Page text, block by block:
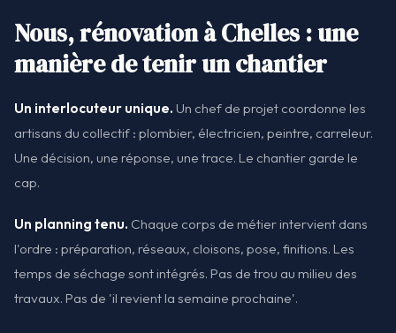
Nous, rénovation à Chelles : une
manière de tenir un chantier
Un interlocuteur unique. Un chef de projet coordonne les
artisans du collectif : plombier, électricien, peintre, carreleur.
Une décision, une réponse, une trace. Le chantier garde le
cap.
Un planning tenu. Chaque corps de métier intervient dans
l'ordre : préparation, réseaux, cloisons, pose, finitions. Les
temps de séchage sont intégrés. Pas de trou au milieu des
travaux. Pas de 'il revient la semaine prochaine'.